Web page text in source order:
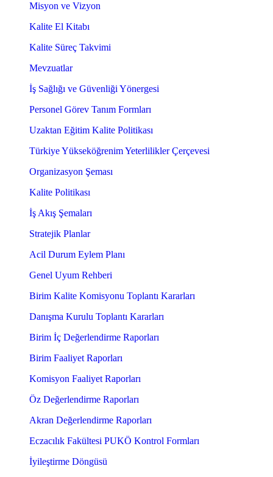
Misyon ve Vizyon
Kalite El Kitabı
Kalite Süreç Takvimi
Mevzuatlar
İş Sağlığı ve Güvenliği Yönergesi
Personel Görev Tanım Formları
Uzaktan Eğitim Kalite Politikası
Türkiye Yükseköğrenim Yeterlilikler Çerçevesi
Organizasyon Şeması
Kalite Politikası
İş Akış Şemaları
Stratejik Planlar
Acil Durum Eylem Planı
Genel Uyum Rehberi
Birim Kalite Komisyonu Toplantı Kararları
Danışma Kurulu Toplantı Kararları
Birim İç Değerlendirme Raporları
Birim Faaliyet Raporları
Komisyon Faaliyet Raporları
Öz Değerlendirme Raporları
Akran Değerlendirme Raporları
Eczacılık Fakültesi PUKÖ Kontrol Formları
İyileştirme Döngüsü